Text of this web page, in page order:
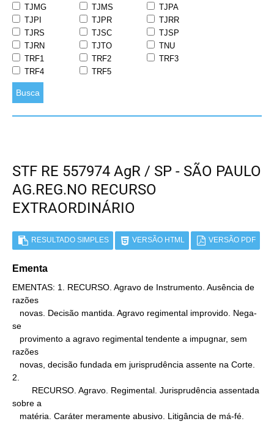
TJMG
TJMS
TJPA
TJPI
TJPR
TJRR
TJRS
TJSC
TJSP
TJRN
TJTO
TNU
TRF1
TRF2
TRF3
TRF4
TRF5
Busca
STF RE 557974 AgR / SP - SÃO PAULO
AG.REG.NO RECURSO
EXTRAORDINÁRIO
RESULTADO SIMPLES VERSÃO HTML VERSÃO PDF
Ementa
EMENTAS: 1. RECURSO. Agravo de Instrumento. Ausência de
razões
se
razões
2.
sobre a